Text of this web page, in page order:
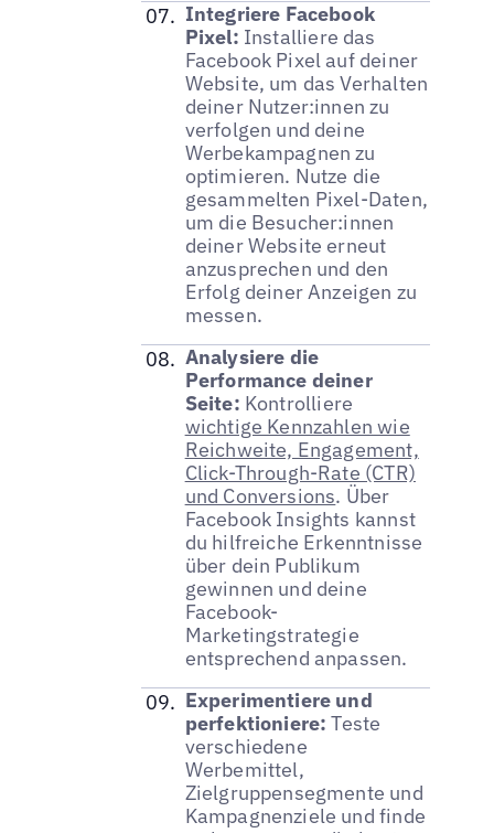
Integriere Facebook
Pixel: Installiere das
Facebook Pixel auf deiner
Website, um das Verhalten
deiner Nutzer:innen zu
verfolgen und deine
Werbekampagnen zu
optimieren. Nutze die
gesammelten Pixel-Daten,
um die Besucher:innen
deiner Website erneut
anzusprechen und den
Erfolg deiner Anzeigen zu
messen.
Analysiere die
Performance deiner
Seite: Kontrolliere
wichtige Kennzahlen wie
Reichweite, Engagement,
Click-Through-Rate (CTR)
und Conversions. Über
Facebook Insights kannst
du hilfreiche Erkenntnisse
über dein Publikum
gewinnen und deine
Facebook-
Marketingstrategie
entsprechend anpassen.
Experimentiere und
perfektioniere: Teste
verschiedene
Werbemittel,
Zielgruppensegmente und
Kampagnenziele und finde